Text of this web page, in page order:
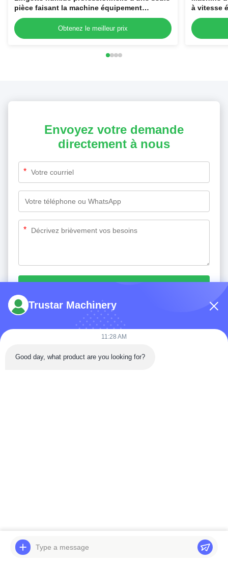
pièce faisant la machine équipement
d'emballage de tissu de cachetage de quatre
côtés
Obtenez le meilleur prix
à vitesse
Envoyez votre demande
directement à nous
*
*
Trustar Machinery
11:28 AM
Good day, what product are you looking for?